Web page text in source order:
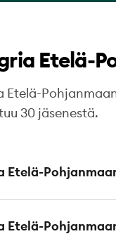
Etelä-
Etelä-
30 jäsenestä.
Etelä-
Etelä-